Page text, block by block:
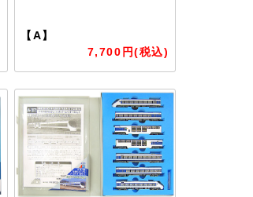
【A】
7,700円(税込)